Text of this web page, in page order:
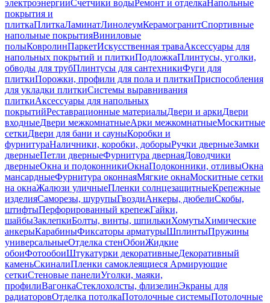
электроэнергииСчетчики водыРемонт и отделкаНапольные
покрытия и
плиткаПлиткаЛаминатЛинолеумКерамогранитСпортивные
напольные покрытияВиниловые
полыКовролинПаркетИскусственная траваАксессуары для
напольных покрытий и плиткиПодложкаПлинтусы, уголки,
обводы для трубПлинтусы для сантехникиФуги для
плиткиПорожки, профили для пола и плиткиПриспособления
для укладки плиткиСистемы выравнивания
плиткиАксессуары для напольных
покрытийРеставрационные материалыДвери и аркиДвери
входныеДвери межкомнатныеАрки межкомнатныеМоскитные
сеткиДвери для бани и сауныКоробки и
фурнитураНаличники, коробки, доборыРучки дверныеЗамки
дверныеПетли дверныеФурнитура двернаяДоводчики
дверныеОкна и подоконникиОкнаПодоконники, отливыОкна
мансардныеФурнитура оконнаяМягкие окнаМоскитные сетки
на окнаЖалюзи уличныеПленки солнцезащитныеКрепежные
изделияСаморезы, шурупыГвоздиАнкеры, дюбелиСкобы,
штифтыПерфорированный крепежГайки,
шайбыЗаклепкиБолты, винты, шпилькиХомутыХимические
анкерыКарабиныФиксаторы арматурыШплинтыПружины
универсальныеОтделка стенОбоиЖидкие
обоиФотообоиШтукатурки декоративныеДекоративный
каменьСкиналиПленки самоклеящиеся Армирующие
сеткиСтеновые панелиУголки, маяки,
профилиВагонкаСтеклохолсты, флизелинЭкраны для
радиаторовОтделка потолкаПотолочные системыПотолочные